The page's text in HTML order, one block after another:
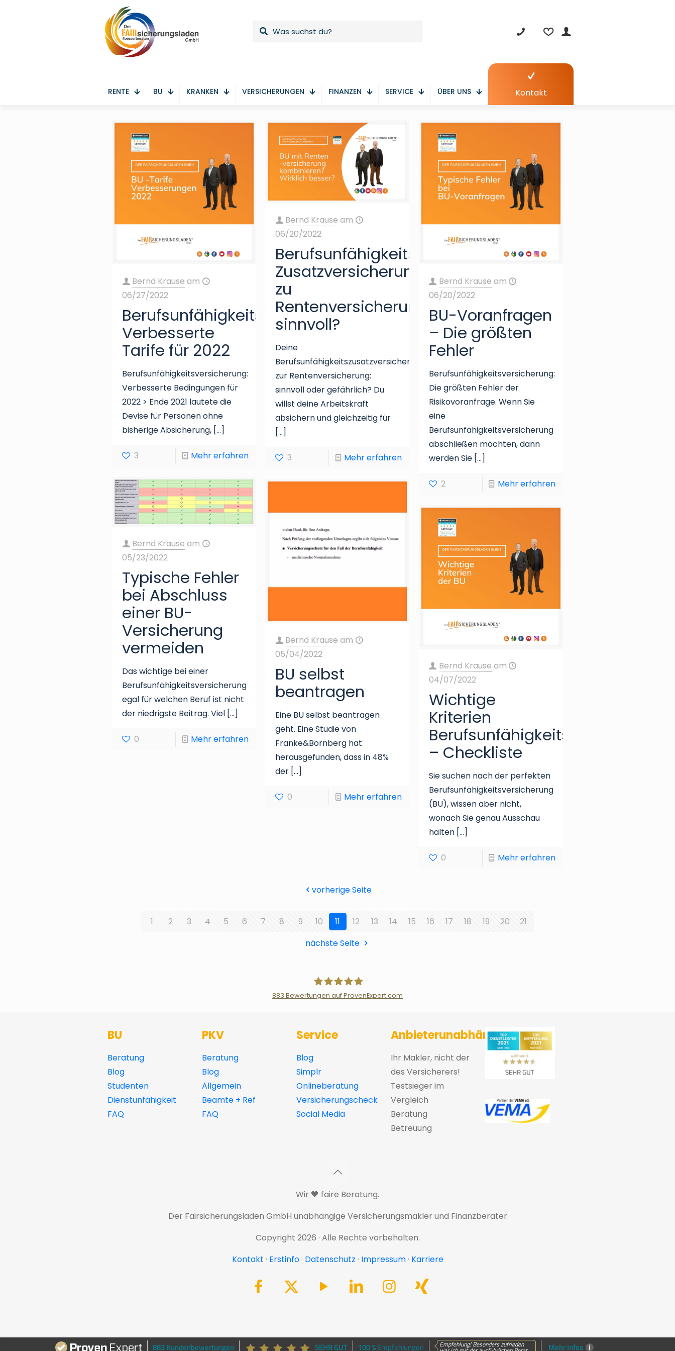
RENTE BU KRANKEN VERSICHERUNGEN FINANZEN SERVICE ÜBER UNS Kontakt
Bernd Krause am
06/27/2022
Berufsunfähigkeitsversicherung:
Verbesserte
Tarife für 2022
Berufsunfähigkeitsversicherung:
Verbesserte Bedingungen für
2022 > Ende 2021 lautete die
Devise für Personen ohne
bisherige Absicherung, […]
3 Mehr erfahren
Bernd Krause am
06/20/2022
Berufsunfähigkeits-
Zusatzversicherung
zu
Rentenversicherungen
sinnvoll?
Deine
Berufsunfähigkeitszusatzversicherung
zur Rentenversicherung:
sinnvoll oder gefährlich? Du
willst deine Arbeitskraft
absichern und gleichzeitig für
[…]
3 Mehr erfahren
Bernd Krause am
06/20/2022
BU-Voranfragen
– Die größten
Fehler
Berufsunfähigkeitsversicherung:
Die größten Fehler der
Risikovoranfrage. Wenn Sie
eine
Berufsunfähigkeitsversicherung
abschließen möchten, dann
werden Sie[…]
2 Mehr erfahren
Bernd Krause am
05/23/2022
Typische Fehler
bei Abschluss
einer BU-
Versicherung
vermeiden
Das wichtige bei einer
Berufsunfähigkeitsversicherung
egal für welchen Beruf ist nicht
der niedrigste Beitrag. Viel […]
0 Mehr erfahren
Bernd Krause am
05/04/2022
BU selbst
beantragen
Eine BU selbst beantragen
geht. Eine Studie von
Franke&Bornberg hat
herausgefunden, dass in 48%
der […]
0 Mehr erfahren
Bernd Krause am
04/07/2022
Wichtige
Kriterien
Berufsunfähigkeitsversicherung
– Checkliste
Sie suchen nach der perfekten
Berufsunfähigkeitsversicherung
(BU), wissen aber nicht,
wonach Sie genau Ausschau
halten[…]
0 Mehr erfahren
vorherige Seite
1 2 3 4 5 6 7 8 9 10 11 12 13 14 15 16 17 18 19 20
21
nächste Seite
883 Bewertungen auf ProvenExpert.com
BU
Beratung
Blog
Studenten
Dienstunfähigkeit
FAQ
PKV
Beratung
Blog
Allgemein
Beamte + Ref
FAQ
Service
Blog
Simplr
Onlineberatung
Versicherungscheck
Social Media
Anbieterunabhängig
Ihr Makler, nicht der
des Versicherers!
Testsieger im
Vergleich
Beratung
Betreuung
Wir 🧡 faire Beratung.
Der Fairsicherungsladen GmbH unabhängige Versicherungsmakler und Finanzberater
Copyright 2026 · Alle Rechte vorbehalten.
Kontakt · Erstinfo· Datenschutz · Impressum· Karriere
883 Kundenbewertungen SEHR GUT 100 %Empfehlungen Empfehlung! Besonders zufrieden Mehr Infos i